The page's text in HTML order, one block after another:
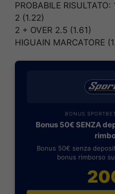
PROBABILE RISULTATO:
2 (1.22)
2 + OVER 2.5 (1.61)
HIGUAIN MARCATORE
BONUS
Bonus 50€ SENZA
Bonus 50€ senza
bonus rimborso